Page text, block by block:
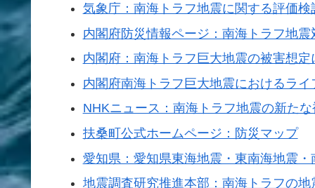
気象庁：南海トラフ地震に関する評価検
内閣府防災情報ページ：南海トラフ地震
内閣府：南海トラフ巨大地震の被害想
内閣府南海トラフ巨大地震におけるラ
NHKニュース：南海トラフ地震の新た
扶桑町公式ホームページ：防災マップ
愛知県：愛知県東海地震・東南海地震
地震調査研究推進本部：南海トラフの